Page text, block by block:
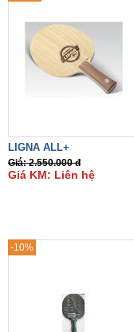
LIGNA ALL+
Giá: 2.550.000 đ
Giá KM: Liên hệ
-10%